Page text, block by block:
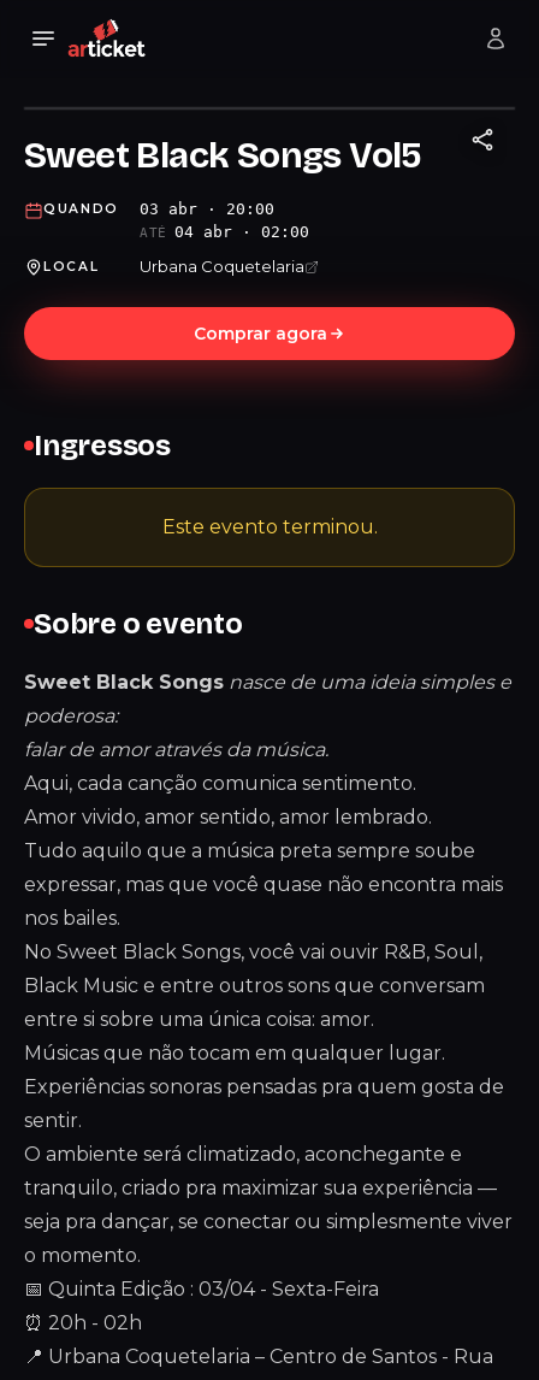
Sweet Black Songs Vol5
QUANDO 03 abr · 20:00
ATÉ 04 abr · 02:00
LOCAL Urbana Coquetelaria
Comprar agora
Sobre o evento
Sweet Black Songs nasce de uma ideia simples e
poderosa:
falar de amor através da música.
Aqui, cada canção comunica sentimento.
Amor vivido, amor sentido, amor lembrado.
Tudo aquilo que a música preta sempre soube
expressar, mas que você quase não encontra mais
nos bailes.
No Sweet Black Songs, você vai ouvir R&B, Soul,
Black Music e entre outros sons que conversam
entre si sobre uma única coisa: amor.
Músicas que não tocam em qualquer lugar.
Experiências sonoras pensadas pra quem gosta de
sentir.
O ambiente será climatizado, aconchegante e
tranquilo, criado pra maximizar sua experiência —
seja pra dançar, se conectar ou simplesmente viver
o momento.
📅 Quinta Edição : 03/04 - Sexta-Feira
⏰ 20h - 02h
📍 Urbana Coquetelaria – Centro de Santos - Rua
Ingressos
Este evento terminou.